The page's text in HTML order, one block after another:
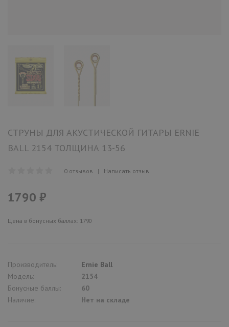
СТРУНЫ ДЛЯ АКУСТИЧЕСКОЙ ГИТАРЫ ERNIE
BALL 2154 ТОЛЩИНА 13-56
0 отзывов | Написать отзыв
1790 ₽
Цена в бонусных баллах: 1790
Производитель:
Ernie Ball
Модель:
2154
Бонусные баллы:
60
Наличие:
Нет на складе